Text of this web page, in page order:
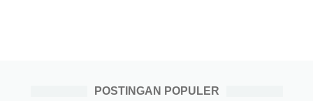
POSTINGAN POPULER